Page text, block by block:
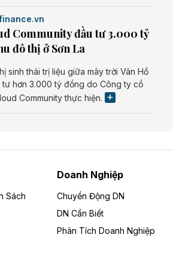
Community đầu tư 3.000 tỷ
đô thị ở Sơn La
sinh thái trị liệu giữa mây trời Vân Hồ
hơn 3.000 tỷ đồng do Công ty cổ
Community thực hiện.
lý rác và phát điện Bắc Giang do
lượng môi trường Bắc Giang làm
Lai mở rộng ‘hệ sinh thái’
Sách
Doanh Nghiệp
Chuyển Động DN
DN Cần Biết
Phân Tích Doanh Nghiệp